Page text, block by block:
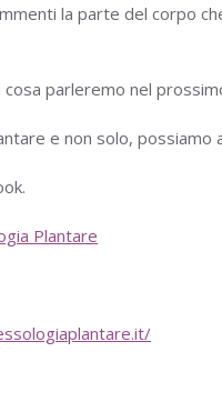
la parte del corpo
parleremo nel
e non solo, possiamo
Plantare